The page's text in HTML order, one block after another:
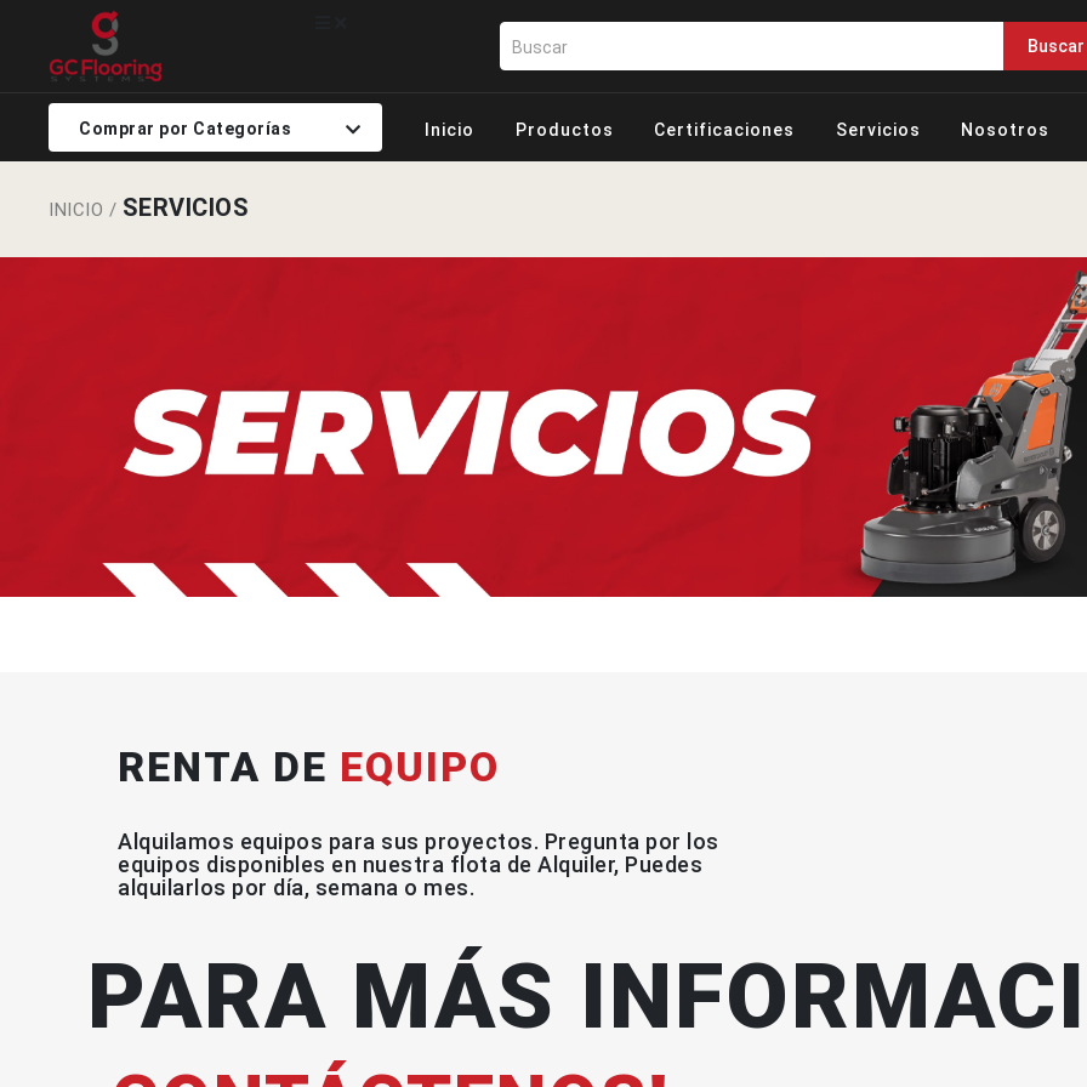
Buscar
Comprar por Categorías Inicio Productos Certificaciones Servicios Nosotros
INICIO / SERVICIOS
RENTA DE EQUIPO
Alquilamos equipos para sus proyectos. Pregunta por los
equipos disponibles en nuestra flota de Alquiler, Puedes
alquilarlos por día, semana o mes.
PARA MÁS